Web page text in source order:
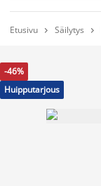
Etusivu  Säilytys 
-46%
Huipputarjous